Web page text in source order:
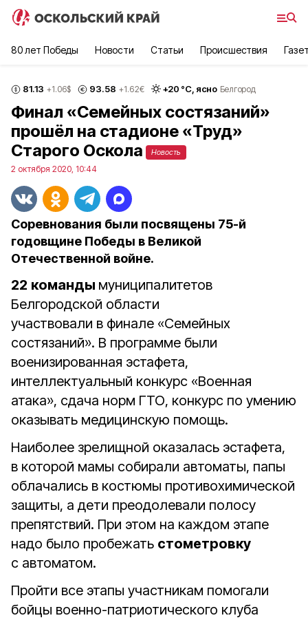
80 лет Победы Новости Статьи Происшествия
81.13 +1.06$ 93.58 +1.62€ +20 °С, ясно Белгород
Финал «Семейных состязаний»
прошёл на стадионе «Труд»
Старого Оскола
Новость
2 октября 2020, 10:44
Соревнования были посвящены 75-й
годовщине Победы в Великой
Отечественной войне.
22 команды муниципалитетов
Белгородской области
участвовали в финале «Семейных
состязаний». В программе были
военизированная эстафета,
интеллектуальный конкурс «Военная
атака», сдача норм ГТО, конкурс по умению
оказывать медицинскую помощь.
Наиболее зрелищной оказалась эстафета,
в которой мамы собирали автоматы, папы
облачались в костюмы противохимической
защиты, а дети преодолевали полосу
препятствий. При этом на каждом этапе
надо было пробежать стометровку
с автоматом.
Пройти все этапы участникам помогали
бойцы военно-патриотического клуба